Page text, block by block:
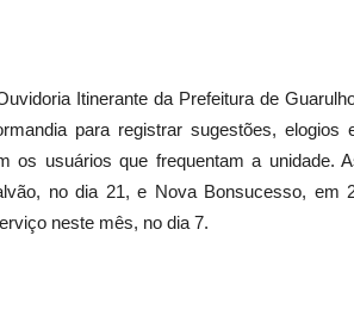
Itinerante da Prefeitura de
para registrar sugestões, elogios
os usuários que frequentam a unidade.
no dia 21, e Nova Bonsucesso, em
neste mês, no dia 7.